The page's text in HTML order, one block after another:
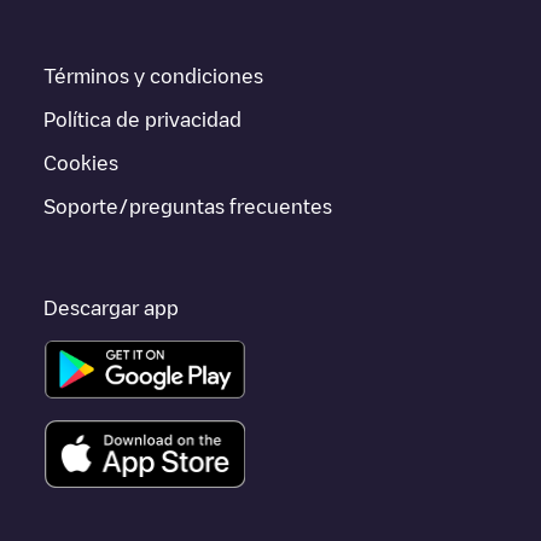
Si este cargador deBarberà del Vallès
Barberà del Vallès o ir a otras ciudades como
L'Hospitalet de Llobregat
cerca y se encuentran dentro de
Términos y condiciones
Política de privacidad
Cookies
Soporte/preguntas frecuentes
Descargar app